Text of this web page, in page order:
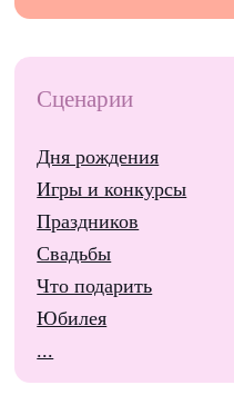
Сценарии
Дня рождения
Игры и конкурсы
Праздников
Свадьбы
Что подарить
Юбилея
...